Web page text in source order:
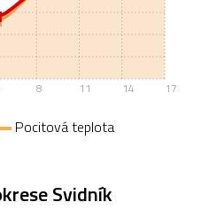
8 11 14 17
Pocitová teplota
Svidník